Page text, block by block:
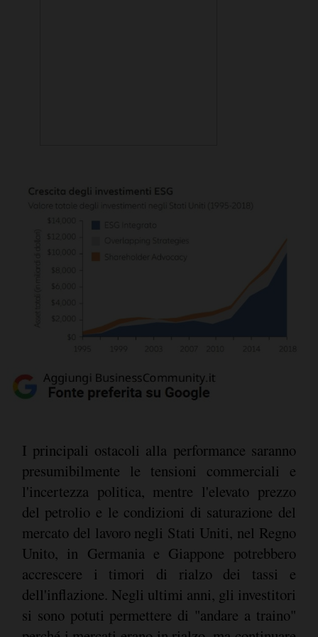
I principali ostacoli alla performance saranno
presumibilmente le tensioni commerciali e
l'incertezza politica, mentre l'elevato prezzo
del petrolio e le condizioni di saturazione del
mercato del lavoro negli Stati Uniti, nel Regno
Unito, in Germania e Giappone potrebbero
accrescere i timori di rialzo dei tassi e
dell'inflazione. Negli ultimi anni, gli investitori
si sono potuti permettere di "andare a traino"